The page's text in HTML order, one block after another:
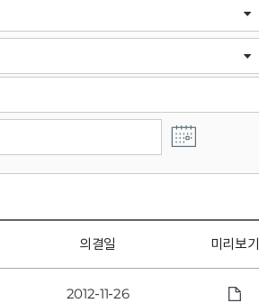
의결일 미리보기
2012-11-26